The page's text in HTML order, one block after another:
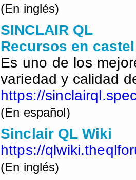
(En inglés)
SINCLAIR QL
Recursos en
Es uno de los
variedad y calidad
https://
(En español)
Sinclair QL Wiki
https://
(En inglés)